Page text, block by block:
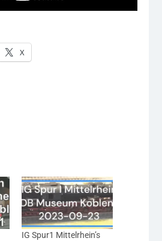
X
IG Spur1 Mittelrhein’s